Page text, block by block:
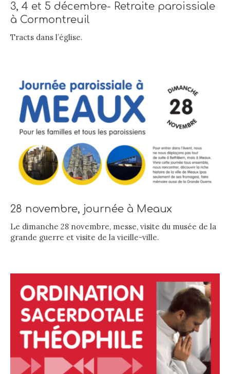
3, 4 et 5 décembre- Retraite paroissiale
à Cormontreuil
Tracts dans l’église.
28 novembre, journée à Meaux
Le dimanche 28 novembre, messe, visite du musée de la
grande guerre et visite de la vieille-ville.